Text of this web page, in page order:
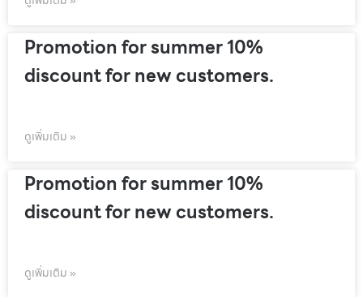
Promotion for summer 10%
discount for new customers.
ดูเพิ่มเติม »
Promotion for summer 10%
discount for new customers.
ดูเพิ่มเติม »